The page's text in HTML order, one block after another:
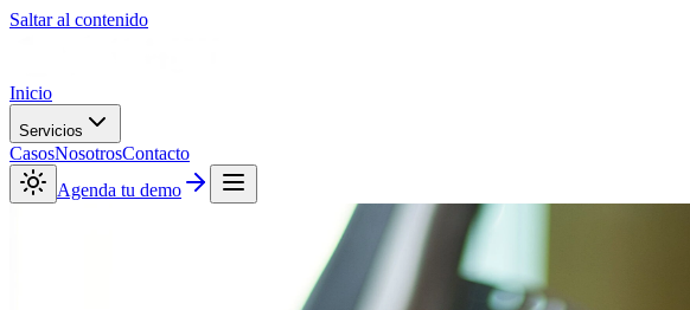
Saltar al contenido
Inicio
Servicios
CasosNosotrosContacto
Agenda tu demo